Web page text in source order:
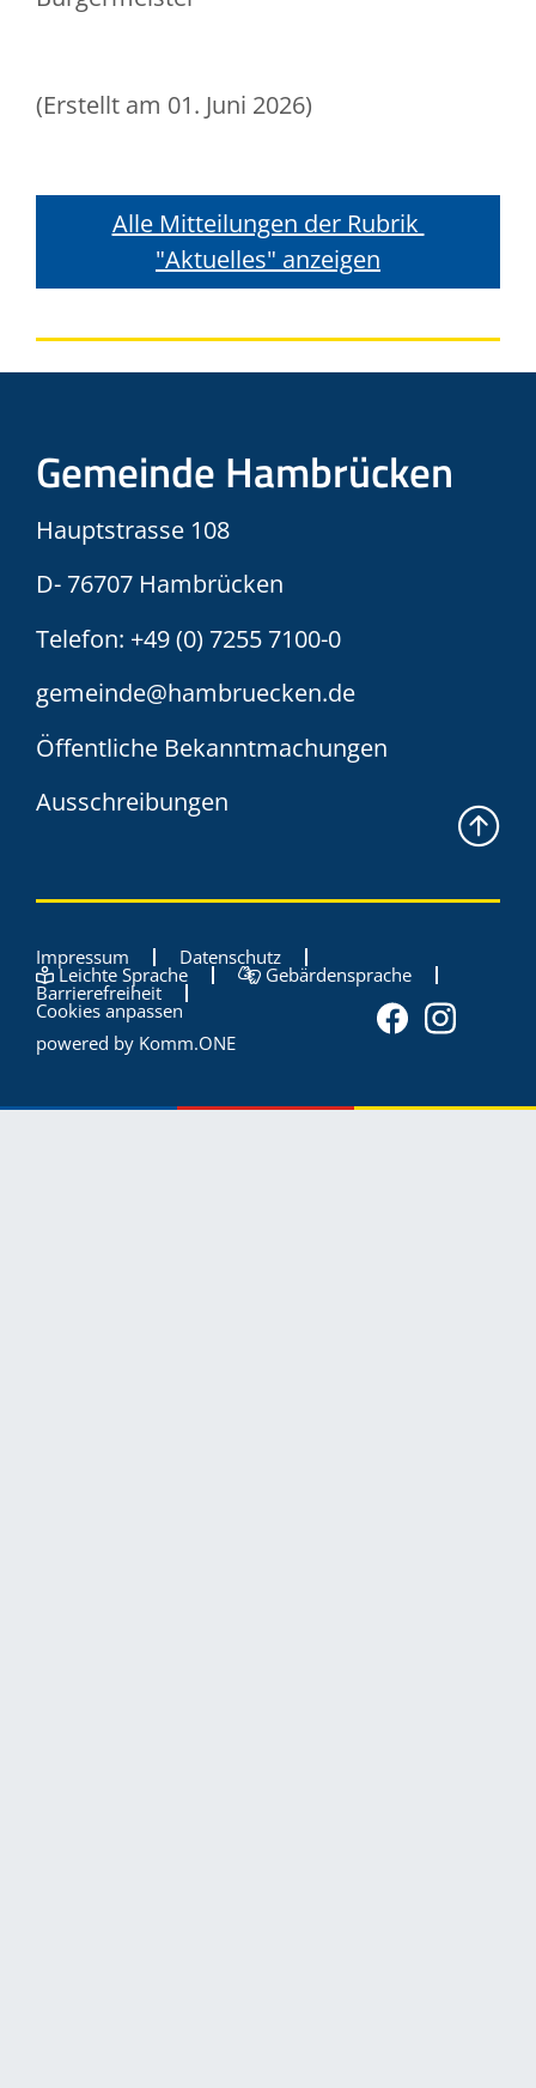
(Erstellt am 01. Juni 2026)
Alle Mitteilungen der Rubrik
"Aktuelles" anzeigen
Gemeinde Hambrücken
Hauptstrasse 108
D- 76707 Hambrücken
Telefon: +49 (0) 7255 7100-0
gemeinde@hambruecken.de
Öffentliche Bekanntmachungen
Ausschreibungen
Impressum Datenschutz
Leichte Sprache Gebärdensprache
Barrierefreiheit
Cookies anpassen
powered by Komm.ONE